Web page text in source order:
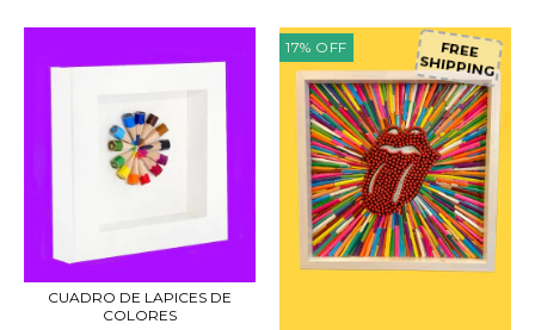
CUADRO DE LAPICES DE
COLORES
17% OFF FREE
SHIPPING